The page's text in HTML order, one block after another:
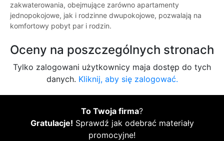
zakwaterowania, obejmujące zarówno apartamenty
jednopokojowe, jak i rodzinne dwupokojowe, pozwalają na
komfortowy pobyt par i rodzin.
Oceny na poszczególnych stronach
Tylko zalogowani użytkownicy maja dostęp do tych
danych. Kliknij, aby się zalogować.
To Twoja firma?
Gratulacje! Sprawdź jak odebrać materiały
promocyjne!